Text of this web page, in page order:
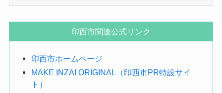
す
印西市関連公式リンク
印西市ホームページ
MAKE INZAI ORIGINAL（印西市PR特設サイ
ト）